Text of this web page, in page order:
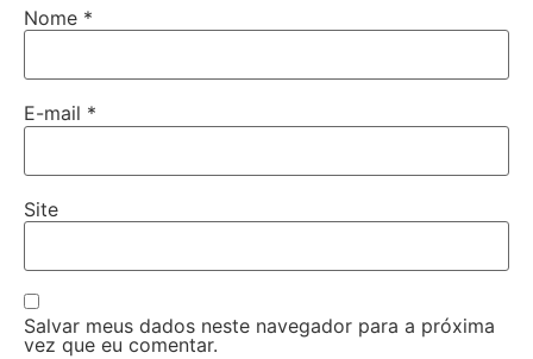
Nome *
E-mail *
Site
Salvar meus dados neste navegador para a próxima
vez que eu comentar.